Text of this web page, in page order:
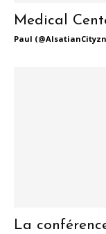
Medical
Paul
La